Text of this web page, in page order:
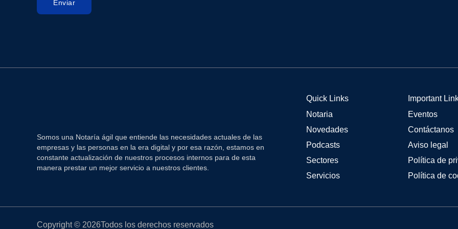
Enviar
Somos una Notaría ágil que entiende las necesidades actuales de las
empresas y las personas en la era digital y por esa razón, estamos en
constante actualización de nuestros procesos internos para de esta
manera prestar un mejor servicio a nuestros clientes.
Quick Links
Notaria
Novedades
Podcasts
Sectores
Servicios
Important
Eventos
Contáctanos
Aviso legal
Política de
Política de
Copyright © 2026Todos los derechos reservados